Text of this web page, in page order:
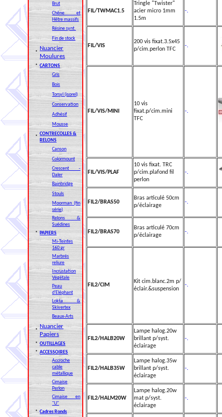
Brut
Chêne et
Hêtre massifs
Résine synt.
Fin de stock
*
Nuancier
Moulures
* CARTONS
Gris
Bois
Torsyl (isorel)
Conservation
Adhésif
Mousse
*
CONTRECOLLES &
RELONS
Canson
Colormount
Crescent -
Daler
Bainbridge
Stouls
Moorman (fin
série)
Relons &
Suédines
* PAPIERS
Mi-Teintes
160 gr
Marbrés
reliure
Incrustation
Végétale
Peau
d'Eléphant
Lokta &
Skivertex
Beaux-Arts
*
Nuancier
Papiers
* OUTILLAGES
* ACCESSOIRES
Accroche
cable
métallique
Cimaise
Perlon
Cimaise en
"U"
* Cadres Ronds
FIL/TWMAC1.5
Tringle "Twister"
acier micro 1mm
1.5m
-.
FIL/VIS
200 vis fixat.3.5x45
p/cim.perlon TFC
-.
FIL/VIS/MINI
10 vis
fixat.p/cim.mini
TFC
-.
FIL/VIS/PLAF
10 vis fixat. TRC
p/cim.plafond fil
perlon
-.
FIL2/BRAS50
Bras articulé 50cm
p/éclairage
-.
FIL2/BRAS70
Bras articulé 70cm
p/éclairage
-.
FIL2/CIM
Kit cim.blanc.2m p/
éclair.&suspension
-.
FIL2/HALB20W
Lampe halog.20w
brillant p/syst.
éclairage
-.
FIL2/HALB35W
Lampe halog.35w
brillant p/syst.
éclairage
-.
FIL2/HALM20W
Lampe halog.20w
mat p/syst.
éclairage
-.